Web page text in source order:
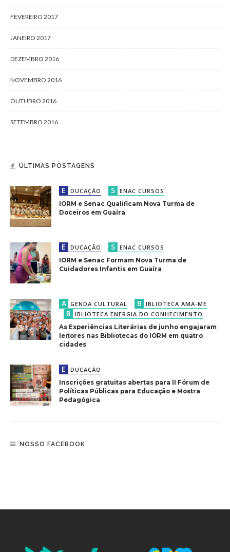
FEVEREIRO 2017
JANEIRO 2017
DEZEMBRO 2016
NOVEMBRO 2016
OUTUBRO 2016
SETEMBRO 2016
ÚLTIMAS POSTAGENS
E DUCAÇÃO S ENAC CURSOS
IORM e Senac Qualificam Nova Turma de
Doceiros em Guaíra
E DUCAÇÃO S ENAC CURSOS
IORM e Senac Formam Nova Turma de
Cuidadores Infantis em Guaíra
A GENDA CULTURAL B IBLIOTECA AMA-ME
B IBLIOTECA ENERGIA DO CONHECIMENTO
As Experiências Literárias de junho engajaram
leitores nas Bibliotecas do IORM em quatro
cidades
E DUCAÇÃO
Inscrições gratuitas abertas para II Fórum de
Políticas Públicas para Educação e Mostra
Pedagógica
NOSSO FACEBOOK